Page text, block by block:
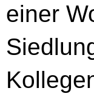
einer